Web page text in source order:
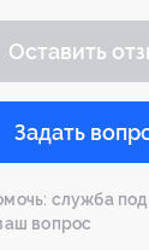
Оставить
Задать
служба
вопрос